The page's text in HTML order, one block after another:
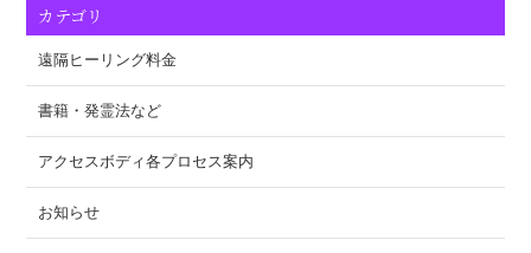
カテゴリ
遠隔ヒーリング料金
書籍・発霊法など
アクセスボディ各プロセス案内
お知らせ